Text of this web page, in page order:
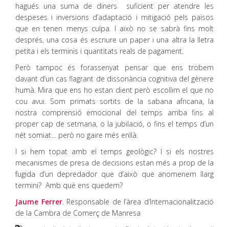
hagués una suma de diners suficient per atendre les
despeses i inversions d’adaptació i mitigació pels països
que en tenen menys culpa. I això no se sabrà fins molt
després, una cosa és escriure un paper i una altra la lletra
petita i els terminis i quantitats reals de pagament.
Però tampoc és forassenyat pensar que ens trobem
davant d’un cas flagrant de dissonància cognitiva del gènere
humà. Mira que ens ho estan dient però escollim el que no
cou avui. Som primats sortits de la sabana africana, la
nostra comprensió emocional del temps arriba fins al
proper cap de setmana, o la jubilació, o fins el temps d’un
nét somiat… però no gaire més enllà.
I si hem topat amb el temps geològic? I si els nostres
mecanismes de presa de decisions estan més a prop de la
fugida d’un depredador que d’això que anomenem llarg
termini? Amb què ens quedem?
Jaume Ferrer. Responsable de l’àrea d’Internacionalització
de la Cambra de Comerç de Manresa